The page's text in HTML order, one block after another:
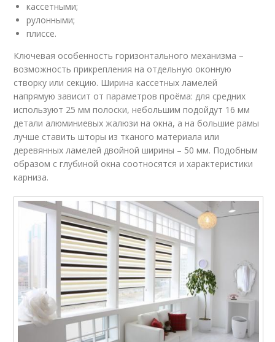
кассетными;
рулонными;
плиссе.
Ключевая особенность горизонтального механизма –
возможность прикрепления на отдельную оконную
створку или секцию. Ширина кассетных ламелей
напрямую зависит от параметров проёма: для средних
используют 25 мм полоски, небольшим подойдут 16 мм
детали алюминиевых жалюзи на окна, а на большие рамы
лучше ставить шторы из тканого материала или
деревянных ламелей двойной ширины – 50 мм. Подобным
образом с глубиной окна соотносятся и характеристики
карниза.